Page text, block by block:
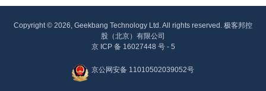
Copyright © 2026, Geekbang Technology Ltd. All rights reserved. 极客邦控
股（北京）有限公司
京 ICP 备 16027448 号 - 5
京公网安备 11010502039052号